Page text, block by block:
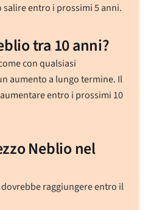
entro i prossimi 5 anni.
tra 10 anni?
con qualsiasi
aumento a lungo termine. Il
entro i prossimi 10
Neblio nel
dovrebbe raggiungere entro il